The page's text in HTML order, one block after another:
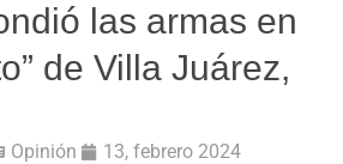
las armas en
de Villa Juárez,
Opinión 13, febrero 2024